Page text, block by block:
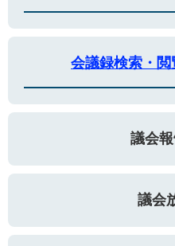
会議録検索・閲
議会
議会